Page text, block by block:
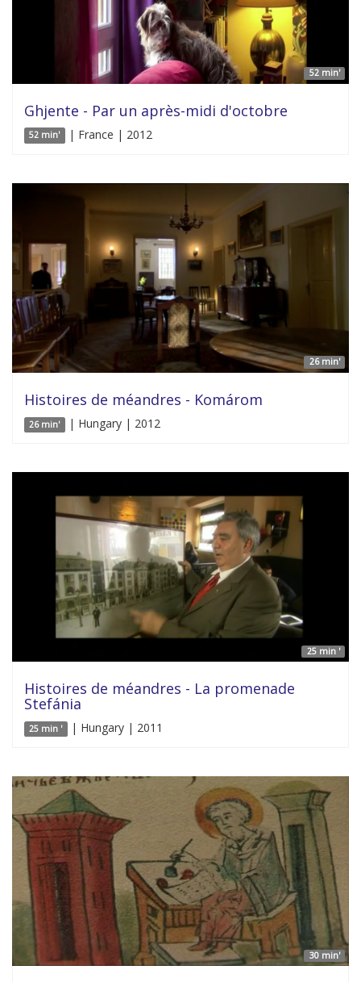
52 min'
Ghjente - Par un après-midi d'octobre
52 min' | France | 2012
26 min'
Histoires de méandres - Komárom
26 min' | Hungary | 2012
25 min '
Histoires de méandres - La promenade
Stefánia
25 min ' | Hungary | 2011
30 min'